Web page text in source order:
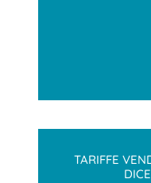
TARIFFE